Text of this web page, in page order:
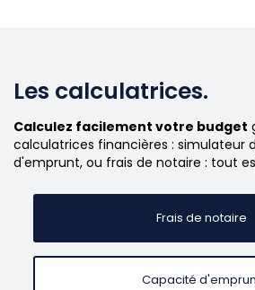
Les calculatrices.
Calculez facilement votre budget
calculatrices financières : simulateur
d'emprunt, ou frais de notaire : tout
Frais de notaire
Capacité